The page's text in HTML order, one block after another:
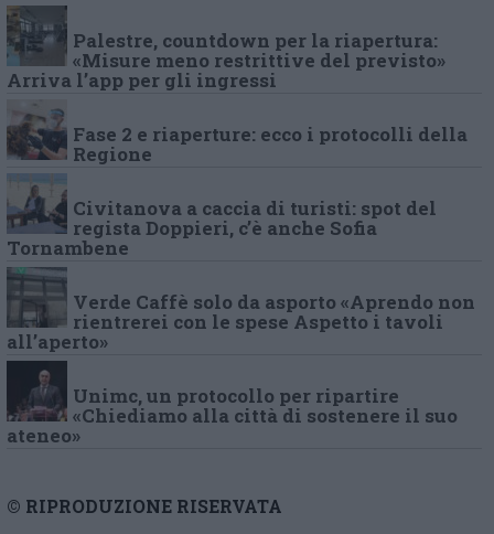
Palestre, countdown per la riapertura:
«Misure meno restrittive del previsto»
Arriva l’app per gli ingressi
Fase 2 e riaperture: ecco i protocolli della
Regione
Civitanova a caccia di turisti: spot del
regista Doppieri, c’è anche Sofia
Tornambene
Verde Caffè solo da asporto «Aprendo non
rientrerei con le spese Aspetto i tavoli
all’aperto»
Unimc, un protocollo per ripartire
«Chiediamo alla città di sostenere il suo
ateneo»
© RIPRODUZIONE RISERVATA